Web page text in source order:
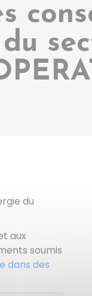
du
aux
soumis
dans des